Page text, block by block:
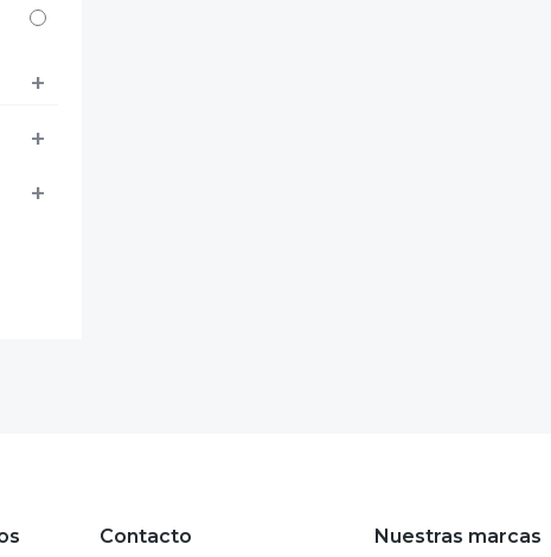
Contacto Nuestras marcas